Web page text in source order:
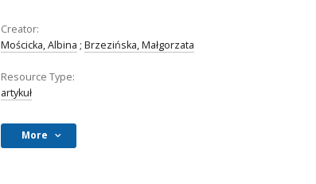
Creator:
Mościcka, Albina ; Brzezińska, Małgorzata
Resource Type:
artykuł
More